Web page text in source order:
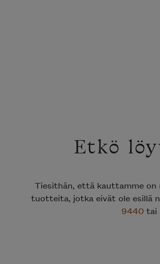
Etkö
Tiesithän, että kauttamme on
tuotteita, jotka eivät ole esillä
9440 tai